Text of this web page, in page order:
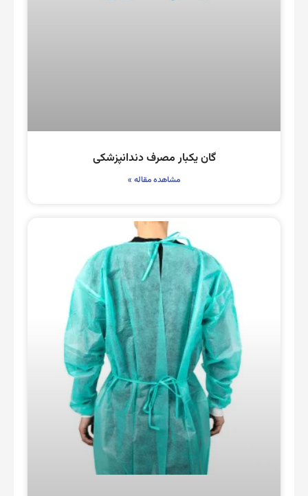
گان یکبار مصرف دندانپزشکی
مشاهده مقاله »